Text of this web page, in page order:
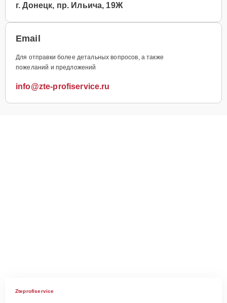
г. Донецк, пр. Ильича, 19Ж
Email
Для отправки более детальных вопросов, а также
пожеланий и предложений
info@zte-profiservice.ru
Zteprofiservice